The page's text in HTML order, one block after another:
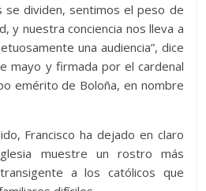
se dividen, sentimos el peso de
y nuestra conciencia nos lleva a
una audiencia”, dice
mayo y firmada por el cardenal
emérito de Boloña, en nombre
Francisco ha dejado en claro
muestre un rostro más
a los católicos que